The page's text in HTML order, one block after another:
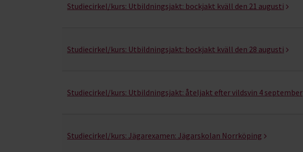
Studiecirkel/kurs: Utbildningsjakt: bockjakt kväll den 21 augusti
Studiecirkel/kurs: Utbildningsjakt: bockjakt kväll den 28 augusti
Studiecirkel/kurs: Utbildningsjakt: åteljakt efter vildsvin 4 september
Studiecirkel/kurs: Jägarexamen: Jägarskolan Norrköping